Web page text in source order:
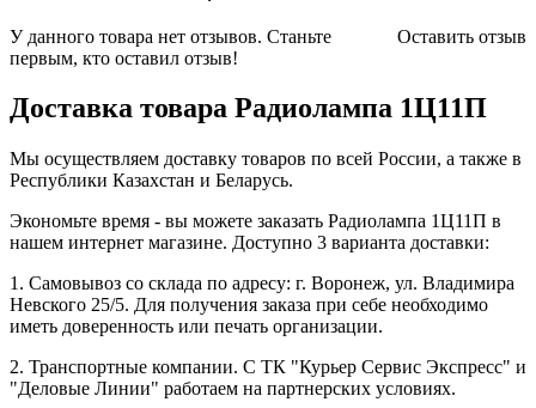
Оставить отзыв
У данного товара нет отзывов. Станьте
первым, кто оставил отзыв!
Доставка товара Радиолампа 1Ц11П
Мы осуществляем доставку товаров по всей России, а также в
Республики Казахстан и Беларусь.
Экономьте время - вы можете заказать Радиолампа 1Ц11П в
нашем интернет магазине. Доступно 3 варианта доставки:
1. Самовывоз со склада по адресу: г. Воронеж, ул. Владимира
Невского 25/5. Для получения заказа при себе необходимо
иметь доверенность или печать организации.
2. Транспортные компании. С ТК "Курьер Сервис Экспресс" и
"Деловые Линии" работаем на партнерских условиях.